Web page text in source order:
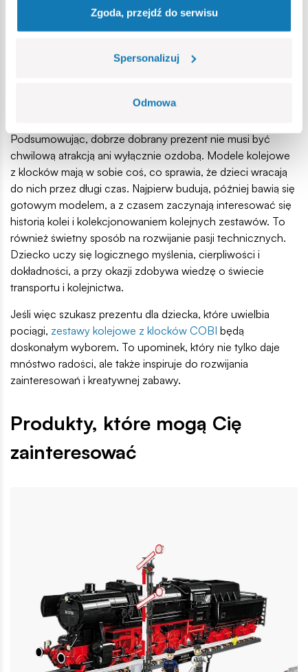
Zgoda, przejdź do serwisu
Spersonalizuj
Odmowa
już tylko wyobraźnia dziecka, które może dowolnie układać
Dlaczego modele pociągów z
Podsumowując, dobrze dobrany prezent nie musi być
chwilową atrakcją ani wyłącznie ozdobą. Modele kolejowe
z klocków mają w sobie coś, co sprawia, że dzieci wracają
do nich przez długi czas. Najpierw budują, później bawią się
gotowym modelem, a z czasem zaczynają interesować się
historią kolei i kolekcjonowaniem kolejnych zestawów. To
również świetny sposób na rozwijanie pasji technicznych.
Dziecko uczy się logicznego myślenia, cierpliwości i
dokładności, a przy okazji zdobywa wiedzę o świecie
transportu i kolejnictwa.
Jeśli więc szukasz prezentu dla dziecka, które uwielbia
pociągi, zestawy kolejowe z klocków COBI będą
doskonałym wyborem. To upominek, który nie tylko daje
mnóstwo radości, ale także inspiruje do rozwijania
zainteresowań i kreatywnej zabawy.
Produkty, które mogą Cię
zainteresować